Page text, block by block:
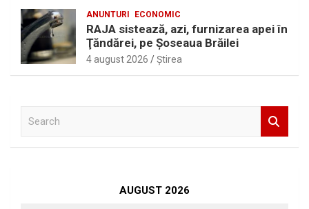
ANUNTURI ECONOMIC
RAJA sistează, azi, furnizarea apei în
Ţăndărei, pe Şoseaua Brăilei
4 august 2026 Ştirea
AUGUST 2026